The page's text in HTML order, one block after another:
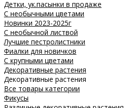
Детки, ук.пасынки в продаже
С необычными цветами
Новинки 2023-2025г
С необычной листвой
Лучшие пестролистники
Фиалки для новичков
С крупными цветами
Декоративные растения
Декоративные растения
Все товары категории
Фикусы